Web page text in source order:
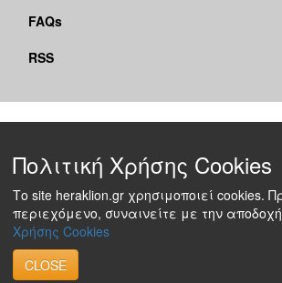
FAQs
RSS
Πολιτική Χρήσης Cookies
Το site heraklion.gr χρησιμοποιεί cookies.
περιεχόμενο, συναινείτε με την
Χρήσης Cookies
CLOSE